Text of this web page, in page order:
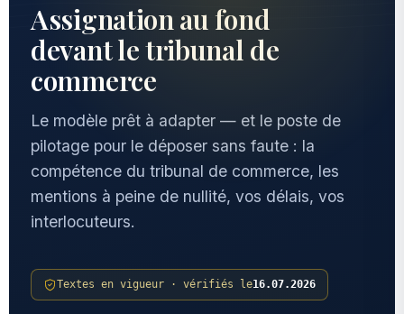
Assignation au fond
devant le tribunal de
commerce
Le modèle prêt à adapter — et le poste de
pilotage pour le déposer sans faute : la
compétence du tribunal de commerce, les
mentions à peine de nullité, vos délais, vos
interlocuteurs.
Textes en vigueur · vérifiés le16.07.2026